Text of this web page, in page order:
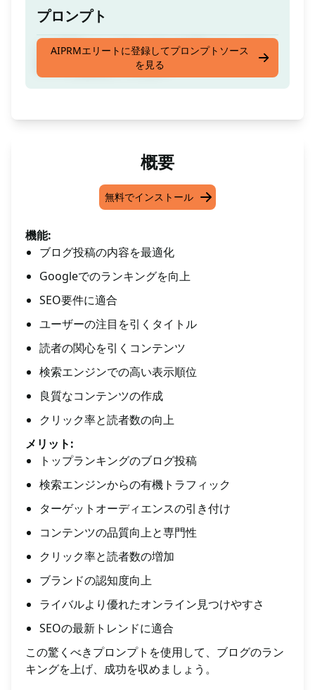
プロンプト
この素晴らしいプロンプトを使用して、＃1の
ランクを獲得してください
AIPRMエリートに登録してプロンプトソース
を見る
概要
無料でインストール
機能:
ブログ投稿の内容を最適化
Googleでのランキングを向上
SEO要件に適合
ユーザーの注目を引くタイトル
読者の関心を引くコンテンツ
検索エンジンでの高い表示順位
良質なコンテンツの作成
クリック率と読者数の向上
メリット:
トップランキングのブログ投稿
検索エンジンからの有機トラフィック
ターゲットオーディエンスの引き付け
コンテンツの品質向上と専門性
クリック率と読者数の増加
ブランドの認知度向上
ライバルより優れたオンライン見つけやすさ
SEOの最新トレンドに適合
この驚くべきプロンプトを使用して、ブログのラン
キングを上げ、成功を収めましょう。